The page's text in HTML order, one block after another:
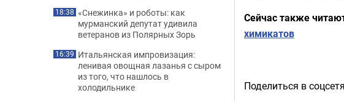
Сейчас также
химикатов
Поделиться в
18:38 «Снежинка» и роботы: как
мурманский депутат удивила
ветеранов из Полярных Зорь
16:39 Итальянская импровизация:
ленивая овощная лазанья с сыром
из того, что нашлось в
холодильнике